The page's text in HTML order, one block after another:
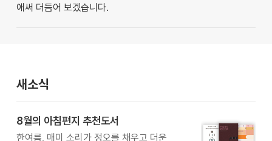
애써 더듬어 보겠습니다.
새소식
8월의 아침편지 추천도서
한여름, 매미 소리가 정오를 채우고 더운